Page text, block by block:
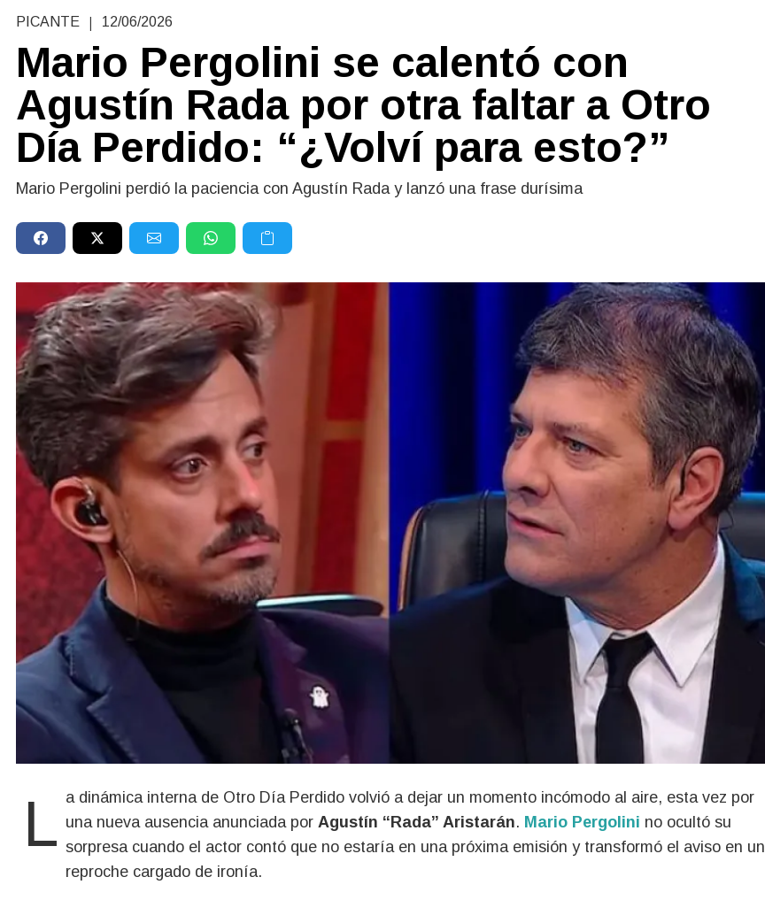
PICANTE | 12/06/2026
Mario Pergolini se calentó con
Agustín Rada por otra faltar a Otro
Día Perdido: “¿Volví para esto?”
Mario Pergolini perdió la paciencia con Agustín Rada y lanzó una frase durísima
La dinámica interna de Otro Día Perdido volvió a dejar un momento incómodo al aire, esta vez por una nueva ausencia anunciada por Agustín “Rada” Aristarán. Mario Pergolini no ocultó su
sorpresa cuando el actor contó que no estaría en una próxima emisión y transformó el aviso en un
reproche cargado de ironía.